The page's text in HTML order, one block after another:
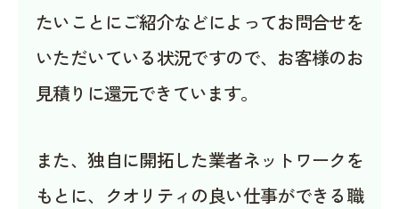
たいことにご紹介などによってお問合せを
いただいている状況ですので、お客様のお
見積りに還元できています。
また、独自に開拓した業者ネットワークを
もとに、クオリティの良い仕事ができる職